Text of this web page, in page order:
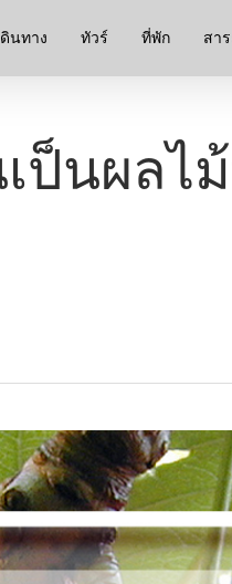
ดินทาง ทัวร์ ที่พัก สา
ป็นผลไ